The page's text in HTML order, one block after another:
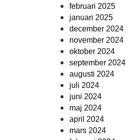
februari 2025
januari 2025
december 2024
november 2024
oktober 2024
september 2024
augusti 2024
juli 2024
juni 2024
maj 2024
april 2024
mars 2024